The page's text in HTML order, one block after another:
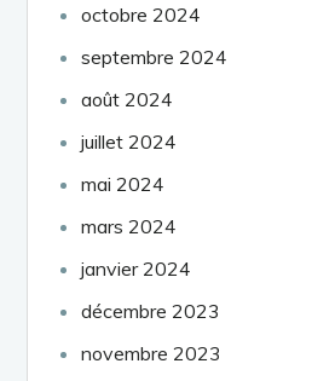
octobre 2024
septembre 2024
août 2024
juillet 2024
mai 2024
mars 2024
janvier 2024
décembre 2023
novembre 2023